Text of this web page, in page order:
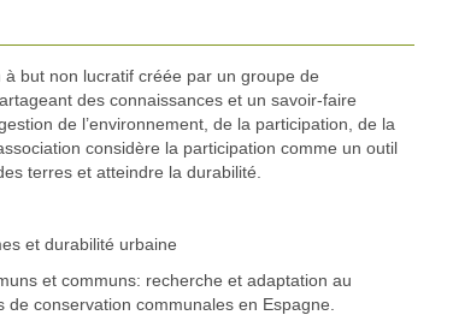
but non lucratif créée par un groupe de
des connaissances et un savoir-faire
de l’environnement, de la participation, de la
considère la participation comme un outil
terres et atteindre la durabilité.
et durabilité urbaine
et communs: recherche et adaptation au
conservation communales en Espagne.